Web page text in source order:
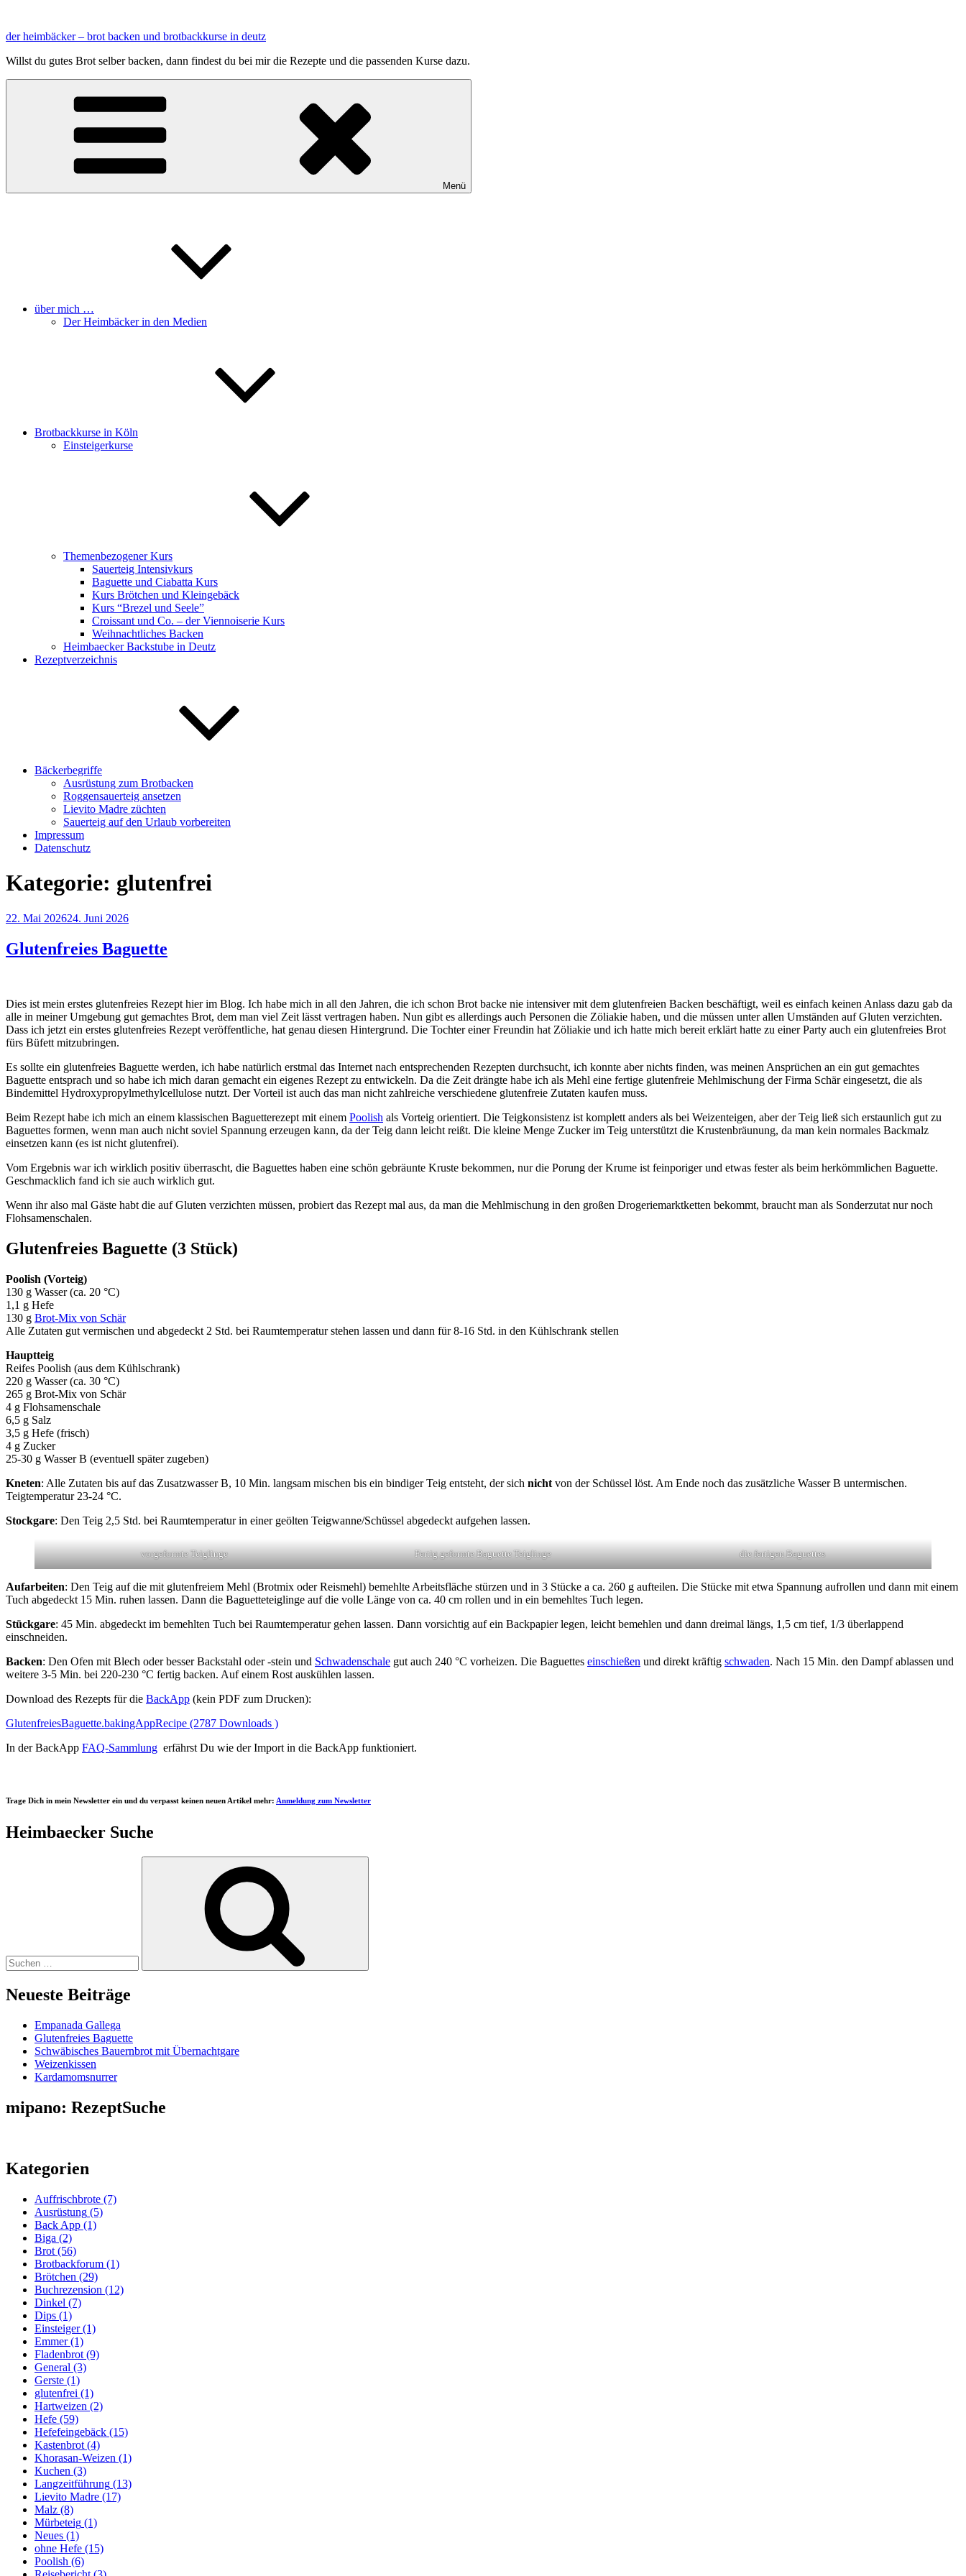
springen
der heimbäcker – brot backen und brotbackkurse in deutz
Willst du gutes Brot selber backen, dann findest du bei mir die Rezepte und die passenden Kurse dazu.
Menü
über mich …
Der Heimbäcker in den Medien
Brotbackkurse in Köln
Einsteigerkurse
Themenbezogener Kurs
Sauerteig Intensivkurs
Baguette und Ciabatta Kurs
Kurs Brötchen und Kleingebäck
Kurs “Brezel und Seele”
Croissant und Co. – der Viennoiserie Kurs
Weihnachtliches Backen
Heimbaecker Backstube in Deutz
Rezeptverzeichnis
Bäckerbegriffe
Ausrüstung zum Brotbacken
Roggensauerteig ansetzen
Lievito Madre züchten
Sauerteig auf den Urlaub vorbereiten
Impressum
Datenschutz
Kategorie: glutenfrei
Veröffentlicht
22. Mai 202624. Juni 2026
Glutenfreies Baguette
Dies ist mein erstes glutenfreies Rezept hier im Blog. Ich habe mich in all den Jahren, die ich schon Brot backe nie intensiver mit dem glutenfreien Backen beschäftigt, weil es einfach keinen Anlass dazu gab da
alle in meiner Umgebung gut gemachtes Brot, dem man viel Zeit lässt vertragen haben. Nun gibt es allerdings auch Personen die Zöliakie haben, und die müssen unter allen Umständen auf Gluten verzichten.
Dass ich jetzt ein erstes glutenfreies Rezept veröffentliche, hat genau diesen Hintergrund. Die Tochter einer Freundin hat Zöliakie und ich hatte mich bereit erklärt hatte zu einer Party auch ein glutenfreies Brot
fürs Büfett mitzubringen.
Es sollte ein glutenfreies Baguette werden, ich habe natürlich erstmal das Internet nach entsprechenden Rezepten durchsucht, ich konnte aber nichts finden, was meinen Ansprüchen an ein gut gemachtes
Baguette entsprach und so habe ich mich daran gemacht ein eigenes Rezept zu entwickeln. Da die Zeit drängte habe ich als Mehl eine fertige glutenfreie Mehlmischung der Firma Schär eingesetzt, die als
Bindemittel Hydroxypropylmethylcellulose nutzt. Der Vorteil ist auch das man nicht zahlreiche verschiedene glutenfreie Zutaten kaufen muss.
Beim Rezept habe ich mich an einem klassischen Baguetterezept mit einem Poolish als Vorteig orientiert. Die Teigkonsistenz ist komplett anders als bei Weizenteigen, aber der Teig ließ sich erstaunlich gut zu
Baguettes formen, wenn man auch nicht soviel Spannung erzeugen kann, da der Teig dann leicht reißt. Die kleine Menge Zucker im Teig unterstützt die Krustenbräunung, da man kein normales Backmalz
einsetzen kann (es ist nicht glutenfrei).
Vom Ergebnis war ich wirklich positiv überrascht, die Baguettes haben eine schön gebräunte Kruste bekommen, nur die Porung der Krume ist feinporiger und etwas fester als beim herkömmlichen Baguette.
Geschmacklich fand ich sie auch wirklich gut.
Wenn ihr also mal Gäste habt die auf Gluten verzichten müssen, probiert das Rezept mal aus, da man die Mehlmischung in den großen Drogeriemarktketten bekommt, braucht man als Sonderzutat nur noch
Flohsamenschalen.
Glutenfreies Baguette (3 Stück)
Poolish (Vorteig)
130 g Wasser (ca. 20 °C)
1,1 g Hefe
130 g Brot-Mix von Schär
Alle Zutaten gut vermischen und abgedeckt 2 Std. bei Raumtemperatur stehen lassen und dann für 8-16 Std. in den Kühlschrank stellen
Hauptteig
Reifes Poolish (aus dem Kühlschrank)
220 g Wasser (ca. 30 °C)
265 g Brot-Mix von Schär
4 g Flohsamenschale
6,5 g Salz
3,5 g Hefe (frisch)
4 g Zucker
25-30 g Wasser B (eventuell später zugeben)
Kneten: Alle Zutaten bis auf das Zusatzwasser B, 10 Min. langsam mischen bis ein bindiger Teig entsteht, der sich nicht von der Schüssel löst. Am Ende noch das zusätzliche Wasser B untermischen.
Teigtemperatur 23-24 °C.
Stockgare: Den Teig 2,5 Std. bei Raumtemperatur in einer geölten Teigwanne/Schüssel abgedeckt aufgehen lassen.
vorgeformte Teiglinge Fertig geformte Baguette Teiglinge die fertigen Baguettes
Aufarbeiten: Den Teig auf die mit glutenfreiem Mehl (Brotmix oder Reismehl) bemehlte Arbeitsfläche stürzen und in 3 Stücke a ca. 260 g aufteilen. Die Stücke mit etwa Spannung aufrollen und dann mit einem
Tuch abgedeckt 15 Min. ruhen lassen. Dann die Baguetteteiglinge auf die volle Länge von ca. 40 cm rollen und in ein bemehltes Tuch legen.
Stückgare: 45 Min. abgedeckt im bemehlten Tuch bei Raumtemperatur gehen lassen. Dann vorsichtig auf ein Backpapier legen, leicht bemehlen und dann dreimal längs, 1,5 cm tief, 1/3 überlappend
einschneiden.
Backen: Den Ofen mit Blech oder besser Backstahl oder -stein und Schwadenschale gut auch 240 °C vorheizen. Die Baguettes einschießen und direkt kräftig schwaden. Nach 15 Min. den Dampf ablassen und
weitere 3-5 Min. bei 220-230 °C fertig backen. Auf einem Rost auskühlen lassen.
Download des Rezepts für die BackApp (kein PDF zum Drucken):
GlutenfreiesBaguette.bakingAppRecipe (2787 Downloads )
In der BackApp FAQ-Sammlung erfährst Du wie der Import in die BackApp funktioniert.
Trage Dich in mein Newsletter ein und du verpasst keinen neuen Artikel mehr: Anmeldung zum Newsletter
Heimbaecker Suche
Neueste Beiträge
Empanada Gallega
Glutenfreies Baguette
Schwäbisches Bauernbrot mit Übernachtgare
Weizenkissen
Kardamomsnurrer
mipano: RezeptSuche
Kategorien
Auffrischbrote (7)
Ausrüstung (5)
Back App (1)
Biga (2)
Brot (56)
Brotbackforum (1)
Brötchen (29)
Buchrezension (12)
Dinkel (7)
Dips (1)
Einsteiger(1)
Emmer(1)
Fladenbrot (9)
General (3)
Gerste (1)
glutenfrei (1)
Hartweizen (2)
Hefe (59)
Hefefeingebäck (15)
Kastenbrot (4)
Khorasan-Weizen (1)
Kuchen (3)
Langzeitführung (13)
Lievito Madre (17)
Malz (8)
Mürbeteig (1)
Neues (1)
ohne Hefe (15)
Poolish (6)